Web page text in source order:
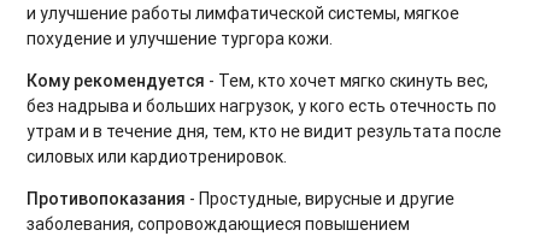
Body Balance для начинающих
Power Yoga для начинающих
Тренировки на ягодицы
и улучшение работы лимфатической системы, мягкое
похудение и улучшение тургора кожи.
Кому рекомендуется - Тем, кто хочет мягко скинуть вес,
без надрыва и больших нагрузок, у кого есть отечность по
утрам и в течение дня, тем, кто не видит результата после
силовых или кардиотренировок.
Противопоказания - Простудные, вирусные и другие
заболевания, сопровождающиеся повышением